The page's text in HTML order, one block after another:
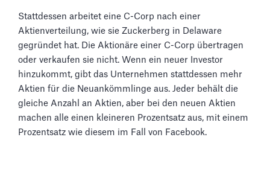
Stattdessen arbeitet eine C-Corp nach einer
Aktienverteilung, wie sie Zuckerberg in Delaware
gegründet hat. Die Aktionäre einer C-Corp übertragen
oder verkaufen sie nicht. Wenn ein neuer Investor
hinzukommt, gibt das Unternehmen stattdessen mehr
Aktien für die Neuankömmlinge aus. Jeder behält die
gleiche Anzahl an Aktien, aber bei den neuen Aktien
machen alle einen kleineren Prozentsatz aus, mit einem
Prozentsatz wie diesem im Fall von Facebook.